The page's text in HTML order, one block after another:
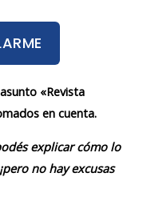
«Revista
en cuenta.
explicar cómo lo
no hay excusas